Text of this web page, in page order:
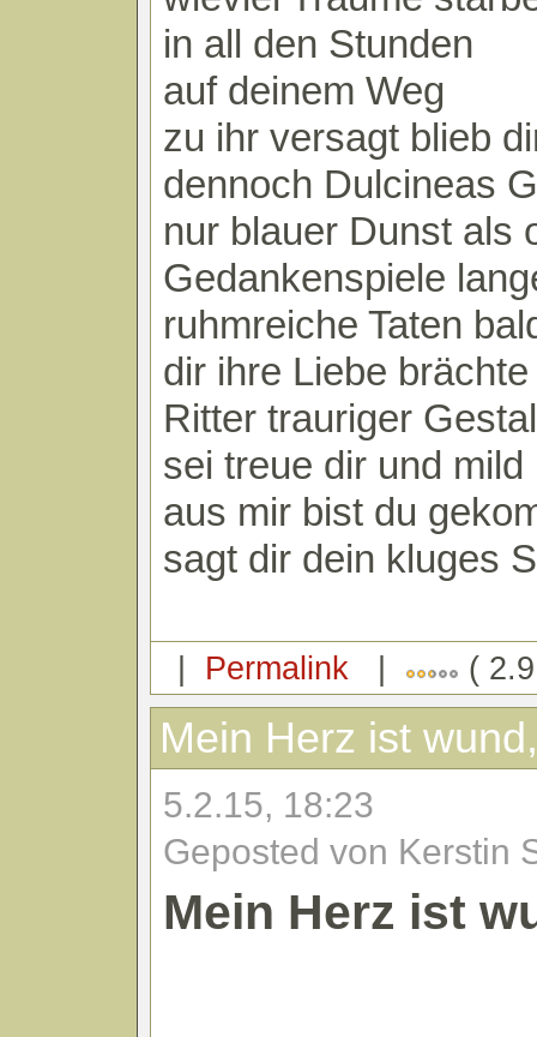
in all den Stunden
auf deinem Weg
zu ihr versagt blieb
dennoch Dulcineas
nur blauer Dunst als
Gedankenspiele
ruhmreiche Taten
dir ihre Liebe brächte
Ritter trauriger
sei treue dir und mild
aus mir bist du
sagt dir dein kluges
| Permalink | (
Mein Herz ist
5.2.15, 18:23
Geposted von Kerstin
Mein Herz ist